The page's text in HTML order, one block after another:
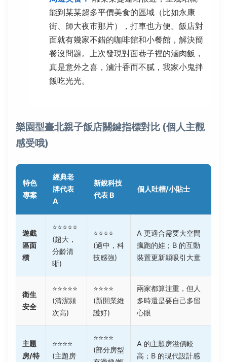
能到某某超多平價美食的區域（比如永康
街、師大夜市那片），打車也方便。飯店對
面就有幾家不錯的咖啡館和小餐館，解決簡
餐沒問題。上次發現對面巷子裡的滷肉飯，
真是意外之喜，滷汁香而不膩，我家小鬼拌
飯吃光光。
樂園型臺北親子飯店關鍵指標對比 (個人主觀
感受哦)
特色
專案
經典老
牌代表
A
新銳科技
代表 B
個人吐槽/小貼士
遊戲
區面
積
⭐⭐⭐⭐⭐
(超大，
分齡清
晰)
⭐⭐⭐⭐
(適中，科
技感強)
A 更適合需要大空間
瘋跑的娃；B 的互動
裝置更新穎吸引大童
衛生
安全
⭐⭐⭐⭐⭐
(清潔頻
次高)
⭐⭐⭐⭐
(新開業維
護好)
兩家都算注重，但人
多時還是要自己多留
心眼
主題
房/特
⭐⭐⭐⭐
(主題房
⭐⭐⭐⭐
(部分房型
A 的主題房溢價較
高；B 的現代設計感